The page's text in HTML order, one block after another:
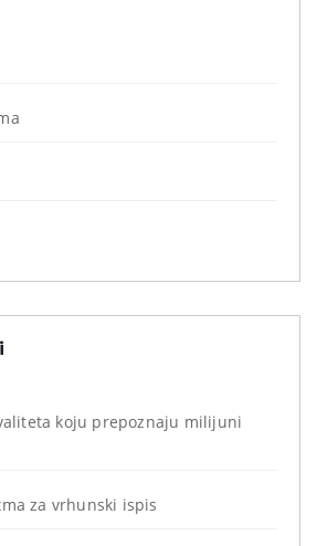
koju prepoznaju milijuni
za vrhunski ispis